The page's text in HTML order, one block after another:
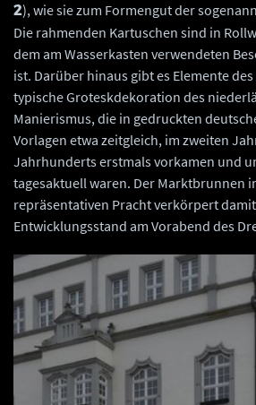
2), wie sie zum Formengut der
Die rahmenden Kartuschen sind in
dem am Wasserkasten verwendeten
ist. Darüber hinaus gibt es Elemente
typische Groteskdekoration des
Manierismus, die in gedruckten
Vorlagen etwa zeitgleich, im zweiten
Jahrhunderts erstmals vorkamen und
tagesaktuell waren. Der Marktbrunnen
repräsentativen Pracht verkörpert
Entwicklungsstand am Vorabend des